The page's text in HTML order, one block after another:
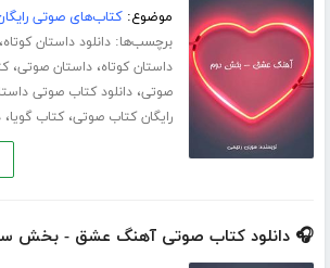
موضوع:کتاب‌های صوتی
برچسب‌ها:دانلود داستان کوتاه
داستان کوتاه،داستان صوتی،
صوتی،دانلود کتاب صوتی
رایگان کتاب صوتی،کتاب گویا،
🎧 دانلود کتاب صوتی آهنگ عشق - بخش